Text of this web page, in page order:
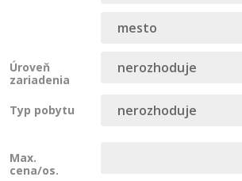
Úroveň
zariadenia
Typ pobytu
Max.
cena/os.